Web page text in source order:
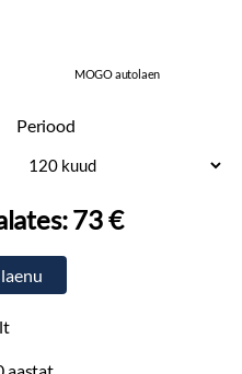
MOGO autolaen
Periood
73 €